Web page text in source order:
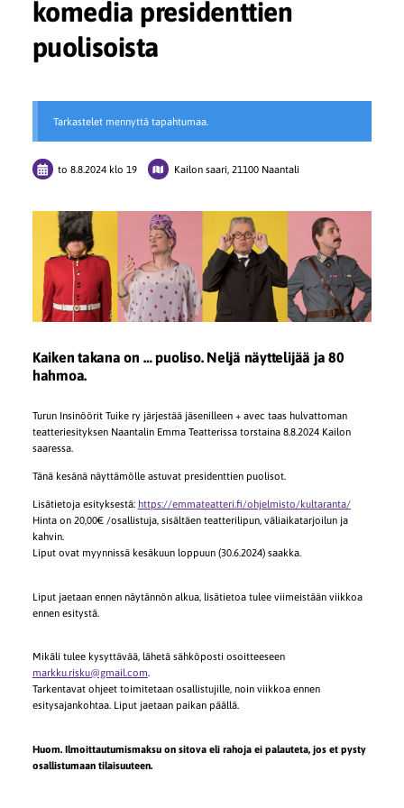
komedia presidenttien
puolisoista
Tarkastelet mennyttä tapahtumaa.
to 8.8.2024 klo 19 Kailon saari, 21100 Naantali
Kaiken takana on … puoliso. Neljä näyttelijää ja 80
hahmoa.
Turun Insinöörit Tuike ry järjestää jäsenilleen + avec taas hulvattoman
teatteriesityksen Naantalin Emma Teatterissa torstaina 8.8.2024 Kailon
saaressa.
Tänä kesänä näyttämölle astuvat presidenttien puolisot.
Lisätietoja esityksestä: https://emmateatteri.fi/ohjelmisto/kultaranta/
Hinta on 20,00€ /osallistuja, sisältäen teatterilipun, väliaikatarjoilun ja
kahvin.
Liput ovat myynnissä kesäkuun loppuun (30.6.2024) saakka.
Liput jaetaan ennen näytännön alkua, lisätietoa tulee viimeistään viikkoa
ennen esitystä.
Mikäli tulee kysyttävää, lähetä sähköposti osoitteeseen
markku.risku@gmail.com.
Tarkentavat ohjeet toimitetaan osallistujille, noin viikkoa ennen
esitysajankohtaa. Liput jaetaan paikan päällä.
Huom. Ilmoittautumismaksu on sitova eli rahoja ei palauteta, jos et pysty
osallistumaan tilaisuuteen.